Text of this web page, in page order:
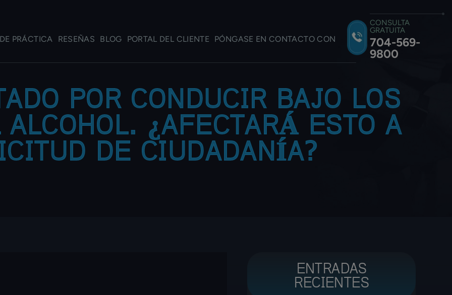
PRÁCTICA RESEÑAS BLOG PORTAL DEL CLIENTE
PÓNGASE EN CONTACTO CON
CONSULTA
GRATUITA
704-569-
9800
POR CONDUCIR BAJO LOS
¿AFECTARÁ ESTO A
DE CIUDADANÍA?
ENTRADAS
RECIENTES